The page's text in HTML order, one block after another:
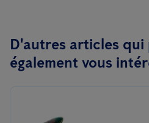
D'autres articles
également vous